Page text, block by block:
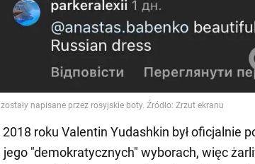
2018 roku Valentin Yudashkin był oficjalnie
jego "demokratycznych" wyborach, więc